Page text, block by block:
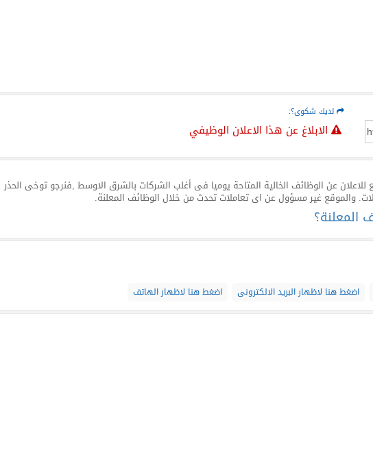
لديك شكوى؟:
الابلاغ عن هذا الاعلان الوظيفي
عن الوظائف الخالية المتاحة يوميا فى أغلب الشركات بالشرق الاوسط ,فنرجو توخى الحذر
والموقع غير مسؤول عن اى تعاملات تحدث من خلال الوظائف المعلنة.
المعلنة؟
اضغط هنا لاظهار البريد الالكترونى اضغط هنا لاظهار الهاتف